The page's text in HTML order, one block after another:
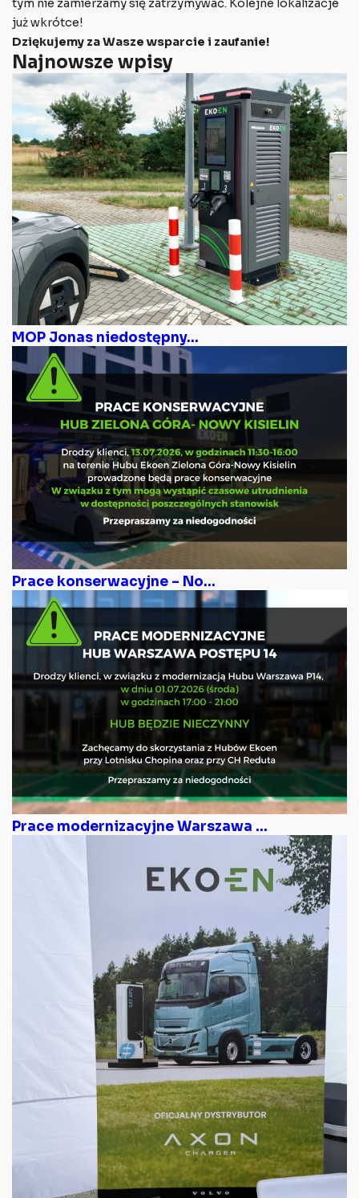
tym nie zamierzamy się zatrzymywać. Kolejne lokalizacje
już wkrótce!
Dziękujemy za Wasze wsparcie i zaufanie!
Najnowsze wpisy
MOP Jonas niedostępny...
Prace konserwacyjne – No...
Prace modernizacyjne Warszawa ...